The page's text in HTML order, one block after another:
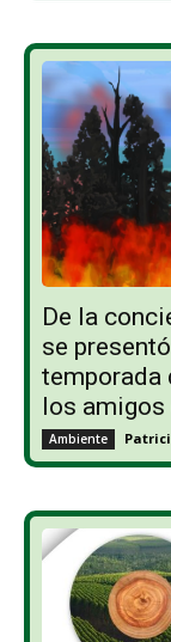
De la
se
temporada
los
Ambiente